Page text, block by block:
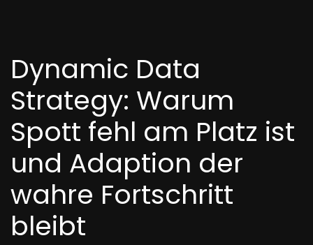
Dynamic Data
Strategy: Warum
Spott fehl am Platz ist
und Adaption der
wahre Fortschritt
bleibt